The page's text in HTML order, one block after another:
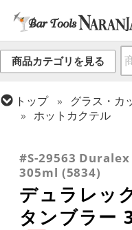
商品カテゴリを見る
トップ グラス・カ
ホットカクテル
タンブラー
#S-29563
305ml (5834)
デュラレッ
タンブラー